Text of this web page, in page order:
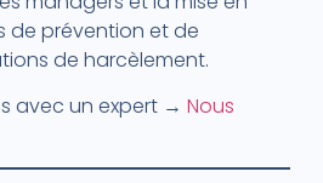
de prévention et de
de harcèlement.
avec un expert → Nous